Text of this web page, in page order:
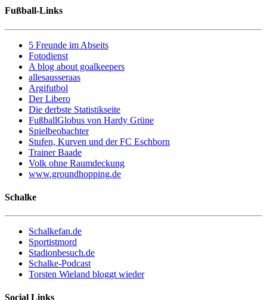
Fußball-Links
5 Freunde im Abseits
Fotodienst
A blog about goalkeepers
allesausseraas
Argifutbol
Der Libero
Die derbste Statistikseite
FußballGlobus von Hardy Grüne
Spielbeobachter
Stufen, Kurven und der FC Eschborn
Trainer Baade
Volk ohne Raumdeckung
www.groundhopping.de
Schalke
Schalkefan.de
Sportistmord
Stadionbesuch.de
Schalke-Podcast
Torsten Wieland bloggt wieder
Social Links